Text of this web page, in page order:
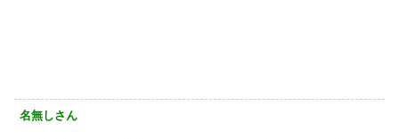
名無しさん